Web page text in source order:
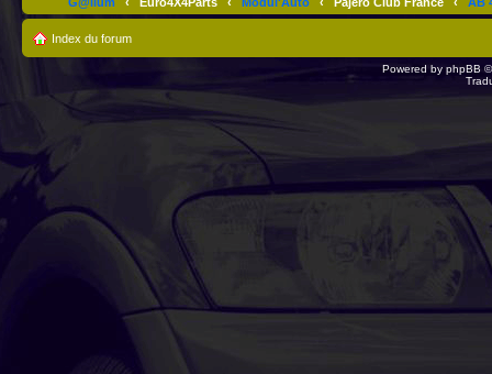
Index du forum
Powered by phpBB